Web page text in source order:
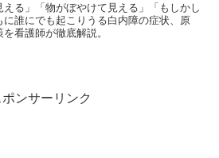
える」「物がぼやけて見える」「もしかし
誰にでも起こりうる白内障の症状、原
看護師が徹底解説。
ポンサーリンク